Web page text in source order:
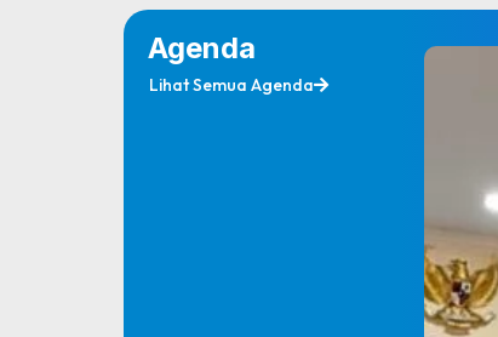
Agenda
Lihat Semua Agenda
Kamis, 12 Desember 2024